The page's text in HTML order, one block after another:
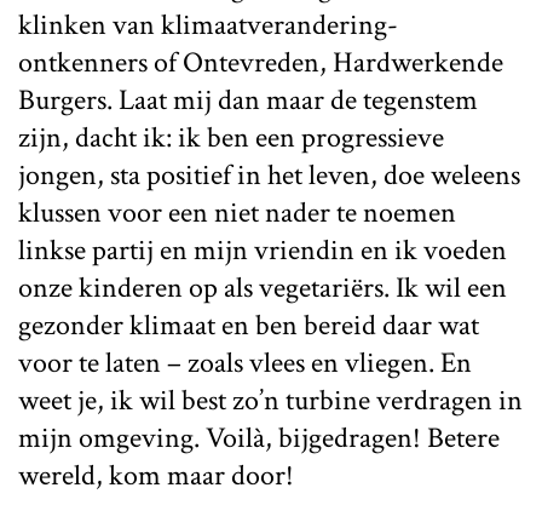
klinken van klimaatverandering-
ontkenners of Ontevreden, Hardwerkende
Burgers. Laat mij dan maar de tegenstem
zijn, dacht ik: ik ben een progressieve
jongen, sta positief in het leven, doe weleens
klussen voor een niet nader te noemen
linkse partij en mijn vriendin en ik voeden
onze kinderen op als vegetariërs. Ik wil een
gezonder klimaat en ben bereid daar wat
voor te laten – zoals vlees en vliegen. En
weet je, ik wil best zo’n turbine verdragen in
mijn omgeving. Voilà, bijgedragen! Betere
wereld, kom maar door!